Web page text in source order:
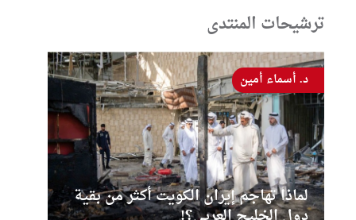
ترشيحات المنتدى
لماذا تهاجم إيران الكويت أكثر من بقية
د. أسماء أمين